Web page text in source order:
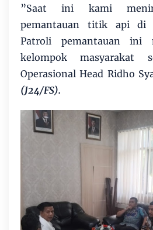
”Saat ini kami
pemantauan titik api di
Patroli pemantauan ini
kelompok masyarakat
Operasional Head Ridho
(J24/FS).